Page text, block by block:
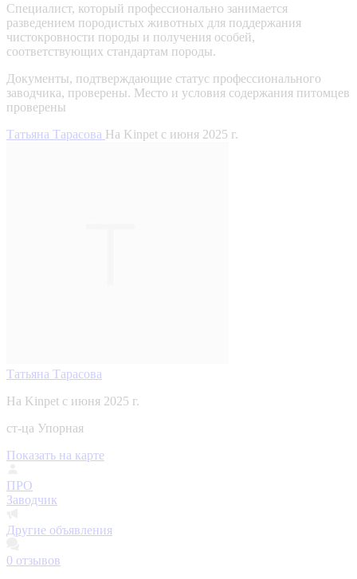
Специалист, который профессионально занимается
разведением породистых животных для поддержания
чистокровности породы и получения особей,
соответствующих стандартам породы.
Документы, подтверждающие статус профессионального
заводчика, проверены. Место и условия содержания питомцев
проверены
Татьяна Тарасова На Kinpet c июня 2025 г.
Татьяна Тарасова
На Kinpet c июня 2025 г.
ст-ца Упорная
Показать на карте
ПРО
Заводчик
Другие объявления
0 отзывов